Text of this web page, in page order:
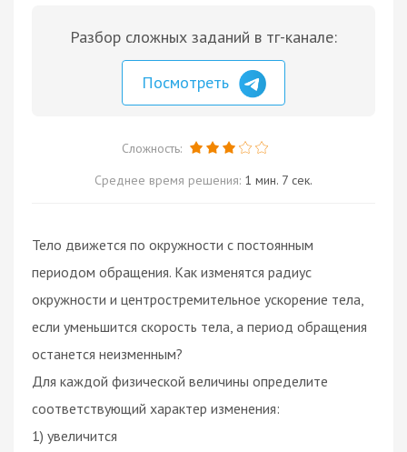
Разбор сложных заданий в тг-канале:
Посмотреть
Сложность:
Среднее время решения: 1 мин. 7 сек.
Тело движется по окружности с постоянным
периодом обращения. Как изменятся радиус
окружности и центростремительное ускорение тела,
если уменьшится скорость тела, а период обращения
останется неизменным?
Для каждой физической величины определите
соответствующий характер изменения:
1) увеличится